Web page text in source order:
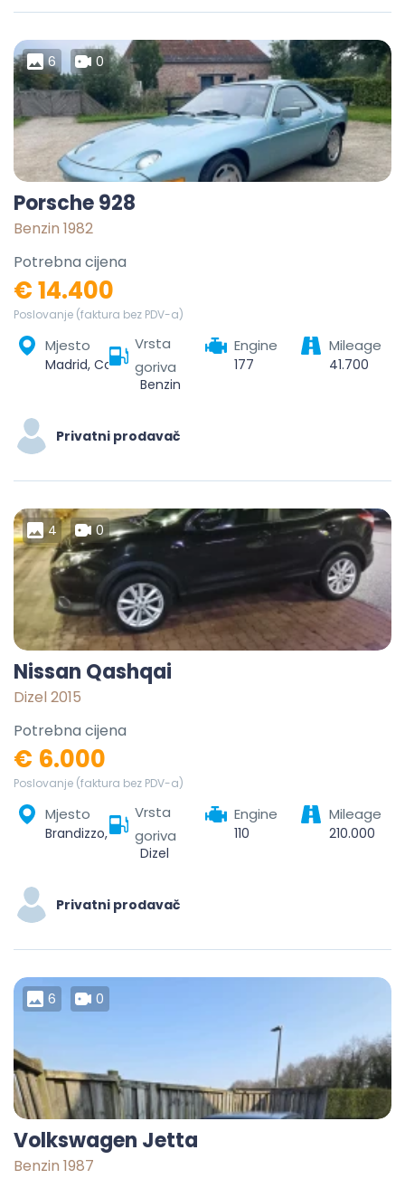
6 0
Porsche 928
Benzin 1982
Potrebna cijena
€ 14.400
Poslovanje (faktura bez PDV-a)
Mjesto
Madrid, Community of Madrid, Spain
Vrsta
goriva
Benzin
Engine
177
Mileage
41.700
Privatni prodavač
4 0
Nissan Qashqai
Dizel 2015
Potrebna cijena
€ 6.000
Poslovanje (faktura bez PDV-a)
Mjesto
Brandizzo, Torino, Piemonte, 10032, Italia
Vrsta
goriva
Dizel
Engine
110
Mileage
210.000
Privatni prodavač
6 0
Volkswagen Jetta
Benzin 1987